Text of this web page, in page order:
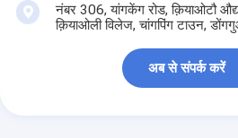
नंबर 306, यांगकेंग रोड, क़ियाओटौ
क़ियाओली विलेज, चांगपिंग टाउन,
अब से संपर्क करें